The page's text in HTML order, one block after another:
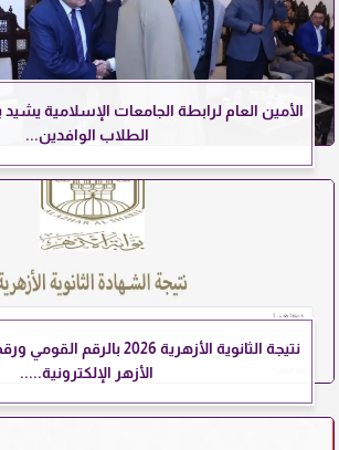
الأمين العام لرابطة الجامعات الإسلامية يشيد
الطلاب الوافدين...
نتيجة الثانوية الأزهرية 2026
الأزهر الإلكترونية.....